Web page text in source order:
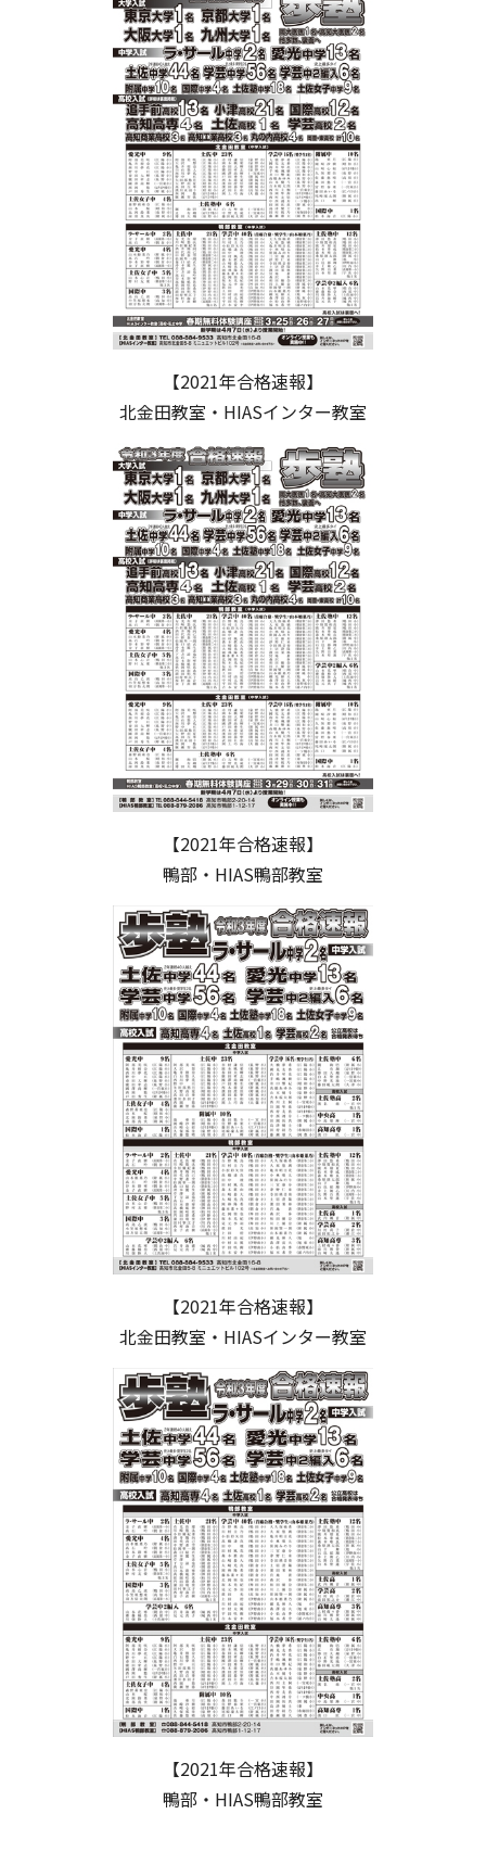
【2021年合格速報】
北金田教室・HIASインター教室
【2021年合格速報】
鴨部・HIAS鴨部教室
【2021年合格速報】
北金田教室・HIASインター教室
【2021年合格速報】
鴨部・HIAS鴨部教室